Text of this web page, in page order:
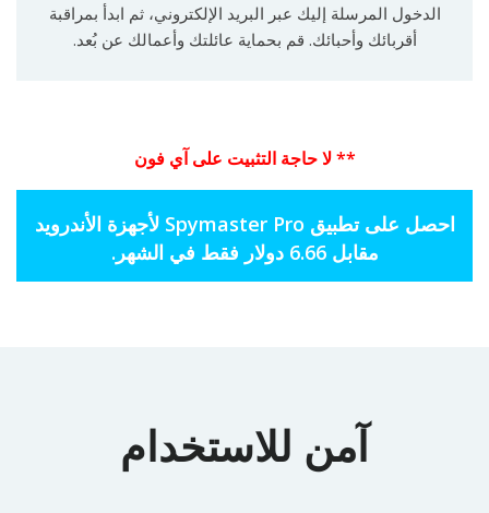
الدخول المرسلة إليك عبر البريد الإلكتروني، ثم ابدأ بمراقبة
أقربائك وأحبائك. قم بحماية عائلتك وأعمالك عن بُعد.
** لا حاجة التثبيت على آي فون
احصل على تطبيق Spymaster Pro لأجهزة الأندرويد
مقابل 6.66 دولار فقط في الشهر.
آمن للاستخدام